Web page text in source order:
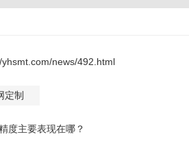
news/492.html
定制
度主要表现在哪？